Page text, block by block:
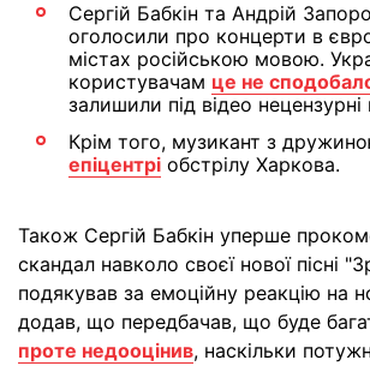
Сергій Бабкін та Андрій
оголосили про концерти в
містах російською мовою.
користувачам це не
залишили під відео нецензурні
Крім того, музикант з
епіцентрі обстрілу Харкова.
Також Сергій Бабкін уперше
скандал навколо своєї нової пісні
подякував за емоційну реакцію на
додав, що передбачав, що буде
проте недооцінив, наскільки